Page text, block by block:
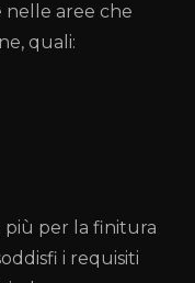
nelle aree che
quali:
più per la finitura
i requisiti